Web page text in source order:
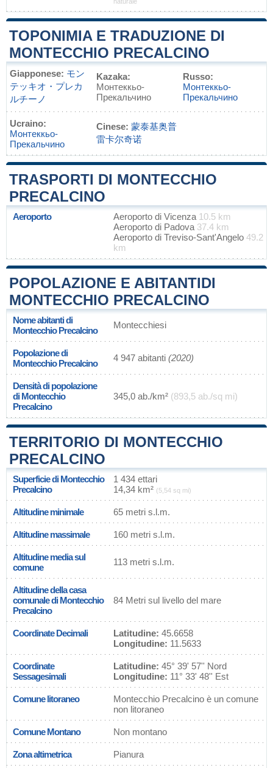
TOPONIMIA E TRADUZIONE DI
MONTECCHIO PRECALCINO
Giapponese: モン
テッキオ・プレカ
ルチーノ
Kazaka:
Монтеккьо-
Прекальчино
Russo:
Монтеккьо-
Прекальчино
Ucraino:
Монтеккьо-
Прекальчино
Cinese: 蒙泰基奥普
雷卡尔奇诺
TRASPORTI DI MONTECCHIO
PRECALCINO
Aeroporto Aeroporto di Vicenza 10.5 km
Aeroporto di Padova 37.4 km
Aeroporto di Treviso-Sant'Angelo 49.2
km
POPOLAZIONE E ABITANTIDI
MONTECCHIO PRECALCINO
Nome abitanti di
Montecchio Precalcino
Montecchiesi
Popolazione di
Montecchio Precalcino
4 947 abitanti (2020)
Densità di popolazione
di Montecchio
Precalcino
345,0 ab./km² (893,5 ab./sq mi)
TERRITORIO DI MONTECCHIO
PRECALCINO
Superficie di Montecchio
Precalcino
1 434 ettari
14,34 km² (5,54 sq mi)
Altitudine minimale 65 metri s.l.m.
Altitudine massimale 160 metri s.l.m.
Altitudine media sul
comune
113 metri s.l.m.
Altitudine della casa
comunale di Montecchio
Precalcino
84 Metri sul livello del mare
Coordinate Decimali Latitudine: 45.6658
Longitudine: 11.5633
Coordinate
Sessagesimali
Latitudine: 45° 39' 57'' Nord
Longitudine: 11° 33' 48'' Est
Comune litoraneo
Montecchio Precalcino è un comune
non litoraneo
Comune Montano Non montano
Zona altimetrica Pianura